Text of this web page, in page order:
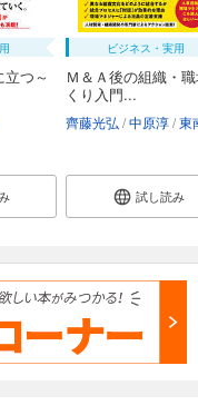
つ～
ビジネス・実用
Ｍ＆Ａ後の組織・
くり入門...
齊藤光弘 中原淳 東南
試し読み